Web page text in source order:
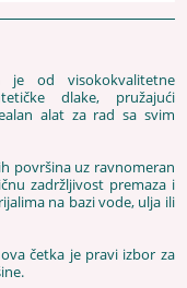
je od visokokvalitetne
dlake, pružajući
alat za rad sa svim
površina uz ravnomeran
zadržljivost premaza i
na bazi vode, ulja ili
četka je pravi izbor za